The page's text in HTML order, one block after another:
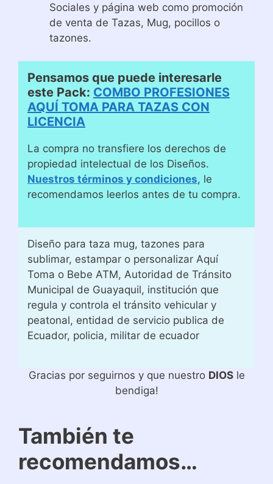
Sociales y página web como promoción
de venta de Tazas, Mug, pocillos o
tazones.
Pensamos que puede interesarle
este Pack: COMBO PROFESIONES
AQUÍ TOMA PARA TAZAS CON
LICENCIA
La compra no transfiere los derechos de
propiedad intelectual de los Diseños.
Nuestros términos y condiciones, le
recomendamos leerlos antes de tu compra.
Diseño para taza mug, tazones para
sublimar, estampar o personalizar Aquí
Toma o Bebe ATM, Autoridad de Tránsito
Municipal de Guayaquil, institución que
regula y controla el tránsito vehicular y
peatonal, entidad de servicio publica de
Ecuador, policia, militar de ecuador
Gracias por seguirnos y que nuestro DIOSle
bendiga!
También te
recomendamos…